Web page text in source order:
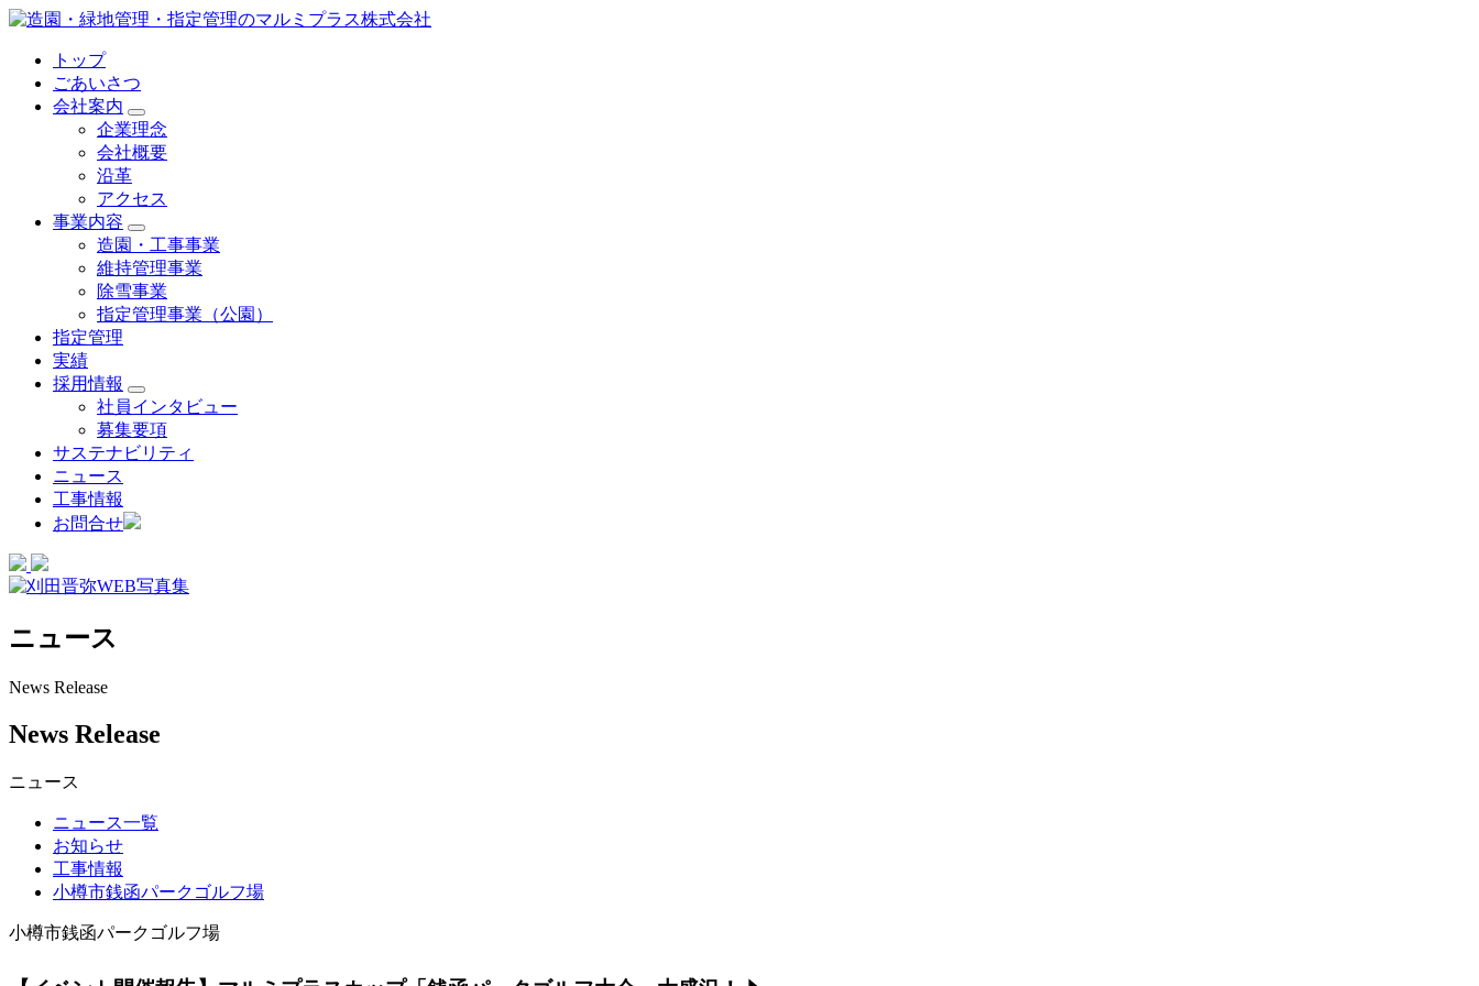
トップ
ごあいさつ
会社案内
企業理念
会社概要
沿革
アクセス
事業内容
造園・工事事業
維持管理事業
除雪事業
指定管理事業（公園）
指定管理
実績
採用情報
社員インタビュー
募集要項
サステナビリティ
ニュース
工事情報
お問合せ
ニュース
News Release
News Release
ニュース
ニュース一覧
お知らせ
工事情報
小樽市銭函パークゴルフ場
小樽市銭函パークゴルフ場